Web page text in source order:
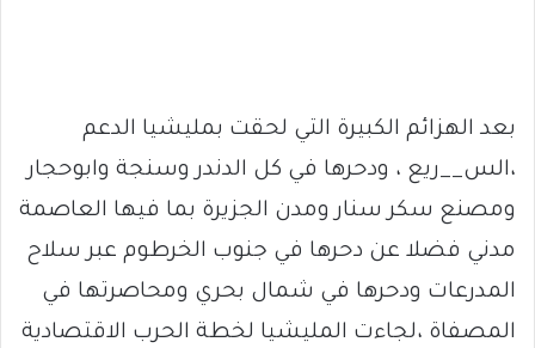
بعد الهزائم الكبيرة التي لحقت بمليشيا الدعم
،الس__ريع ، ودحرها في كل الدندر وسنجة وابوحجار
ومصنع سكر سنار ومدن الجزيرة بما فيها العاصمة
مدني فضلا عن دحرها في جنوب الخرطوم عبر سلاح
المدرعات ودحرها في شمال بحري ومحاصرتها في
المصفاة ،لجاءت المليشيا لخطة الحرب الاقتصادية